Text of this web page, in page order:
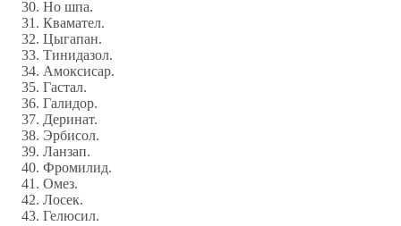
Но шпа.
Квамател.
Цыгапан.
Тинидазол.
Амоксисар.
Гастал.
Галидор.
Деринат.
Эрбисол.
Ланзап.
Фромилид.
Омез.
Лосек.
Гелюсил.